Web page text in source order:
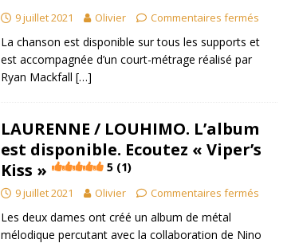
9 juillet 2021 Olivier Commentaires fermés
La chanson est disponible sur tous les supports et
est accompagnée d’un court-métrage réalisé par
Ryan Mackfall […]
LAURENNE / LOUHIMO. L’album
est disponible. Ecoutez « Viper’s
Kiss »
5 (1)
9 juillet 2021 Olivier Commentaires fermés
Les deux dames ont créé un album de métal
mélodique percutant avec la collaboration de Nino